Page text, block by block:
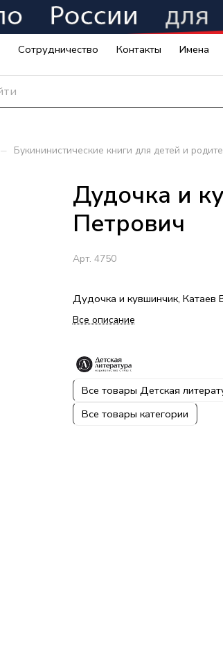
Сотрудничество Контакты Имена
– Букининистические книги для детей и
Дудочка и
Петрович
Арт. 4750
Дудочка и кувшинчик, Катаев
Все описание
Все товары Детская
Все товары категории